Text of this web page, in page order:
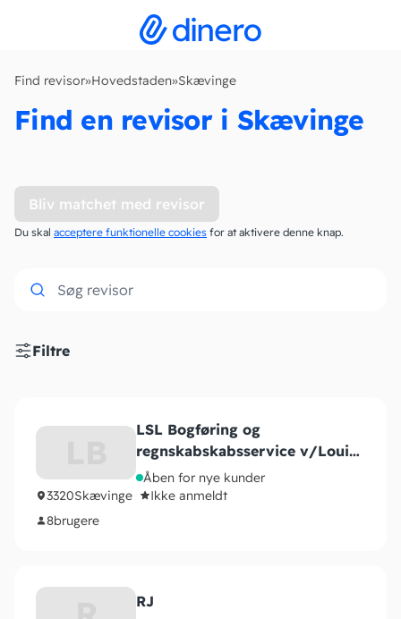
Find revisor»Hovedstaden»Skævinge
Find en revisor i Skævinge
Bliv matchet med revisor
Du skal acceptere funktionelle cookies for at aktivere denne knap.
Filtre
LSL Bogføring og
regnskabskabsservice v/Louise
Stadager Larsø
Åben for nye kunder
3320Skævinge
Ikke anmeldt
8brugere
RJ